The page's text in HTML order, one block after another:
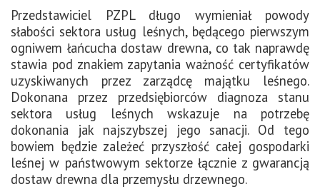
Przedstawiciel PZPL długo wymieniał powody
słabości sektora usług leśnych, będącego pierwszym
ogniwem łańcucha dostaw drewna, co tak naprawdę
stawia pod znakiem zapytania ważność certyfikatów
uzyskiwanych przez zarządcę majątku leśnego.
Dokonana przez przedsiębiorców diagnoza stanu
sektora usług leśnych wskazuje na potrzebę
dokonania jak najszybszej jego sanacji. Od tego
bowiem będzie zależeć przyszłość całej gospodarki
leśnej w państwowym sektorze łącznie z gwarancją
dostaw drewna dla przemysłu drzewnego.